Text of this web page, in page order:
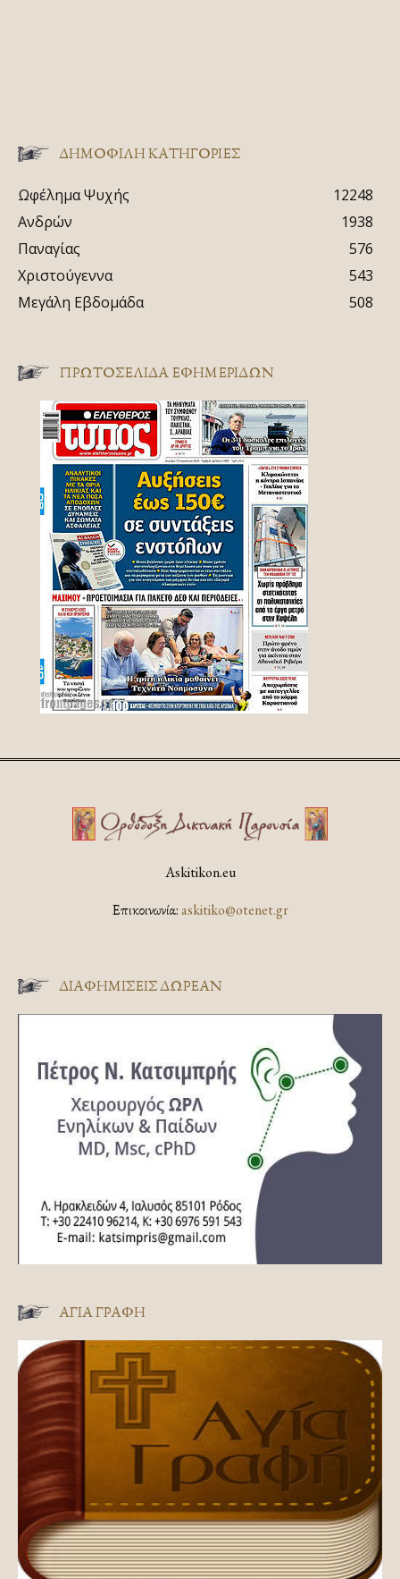
ΔΗΜΟΦΙΛΗ ΚΑΤΗΓΟΡΙΕΣ
Ωφέλημα Ψυχής
12248
Ανδρών
1938
Παναγίας
576
Χριστούγεννα
543
Μεγάλη Εβδομάδα
508
ΠΡΩΤΟΣΈΛΙΔΑ ΕΦΗΜΕΡΊΔΩΝ
Askitikon.eu
Επικοινωνία:askitiko@otenet.gr
ΔΙΑΦΗΜΊΣΕΙΣ ΔΩΡΕΆΝ
ΑΓΊΑ ΓΡΑΦΉ